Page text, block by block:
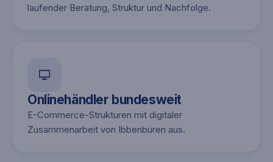
laufender Beratung, Struktur und Nachfolge.
Onlinehändler bundesweit
E-Commerce-Strukturen mit digitaler
Zusammenarbeit von Ibbenbüren aus.